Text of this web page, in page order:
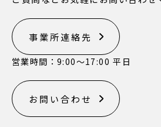
事業所連絡先
営業時間：9:00〜17:00 平日
お問い合わせ